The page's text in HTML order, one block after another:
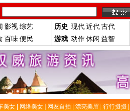
影视综艺
百味便民
历史 现代近代古代
游戏 动作休闲 益智
美女 网络美女 网友自拍 漂亮美眉 行行摄摄